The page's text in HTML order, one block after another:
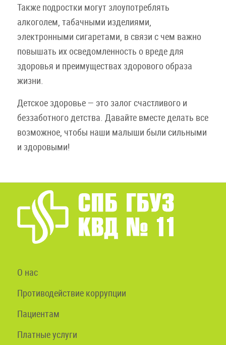
Также подростки могут злоупотреблять
алкоголем, табачными изделиями,
электронными сигаретами, в связи с чем важно
повышать их осведомленность о вреде для
здоровья и преимуществах здорового образа
жизни.
Детское здоровье — это залог счастливого и
беззаботного детства. Давайте вместе делать все
возможное, чтобы наши малыши были сильными
и здоровыми!
О нас
Противодействие коррупции
Пациентам
Платные услуги